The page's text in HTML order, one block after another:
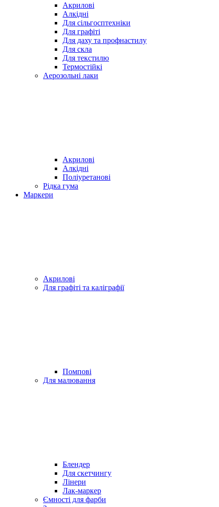
Акрилові
Алкідні
Для cільгосптехніки
Для графіті
Для даху та профнастилу
Для скла
Для текстилю
Термостійкі
Аерозольні лаки
Акрилові
Алкідні
Поліуретанові
Рідка гума
Маркери
Акрилові
Для графіті та каліграфії
Помпові
Для малювання
Блендер
Для скетчингу
Лінери
Лак-маркер
Ємності для фарби